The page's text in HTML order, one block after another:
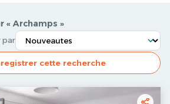
« Archamps »
cette recherche
par